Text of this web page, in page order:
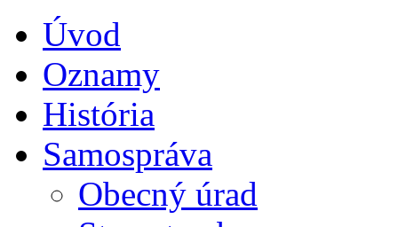
Úvod
Oznamy
História
Samospráva
Obecný úrad